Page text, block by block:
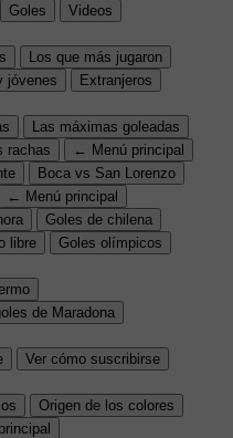
Goles
Videos
Los que más jugaron
jóvenes
Extranjeros
Las máximas goleadas
rachas
← Menú principal
Boca vs San Lorenzo
← Menú principal
Goles de chilena
libre
Goles olímpicos
de Maradona
Ver cómo suscribirse
Origen de los colores